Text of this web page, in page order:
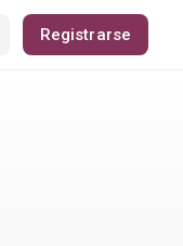
Registrarse